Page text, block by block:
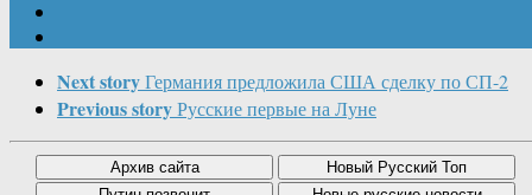
Next storyГермания предложила США сделку по СП-2
Previous storyРусские первые на Луне